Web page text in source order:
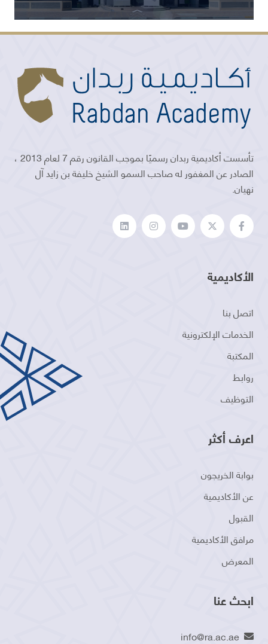
تأسست أكاديمية ربدان رسميًا بموجب القانون رقم 7 لعام 2013 ،
الصادر عن المغفور له صاحب السمو الشيخ خليفة بن زايد آل
نهيان.
الأكاديمية
اتصل بنا
الخدمات الإلكترونية
المكتبة
روابط
التوظيف
اعرف أكثر
بوابة الخريجون
عن الأكاديمية
القبول
مرافق الأكاديمية
المعرض
ابحث عنا
info@ra.ac.ae